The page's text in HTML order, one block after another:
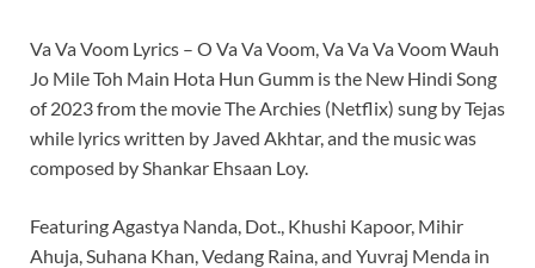
Va Va Voom Lyrics – O Va Va Voom, Va Va Va Voom Wauh
Jo Mile Toh Main Hota Hun Gumm is the New Hindi Song
of 2023 from the movie The Archies (Netflix) sung by Tejas
while lyrics written by Javed Akhtar, and the music was
composed by Shankar Ehsaan Loy.
Featuring Agastya Nanda, Dot., Khushi Kapoor, Mihir
Ahuja, Suhana Khan, Vedang Raina, and Yuvraj Menda in